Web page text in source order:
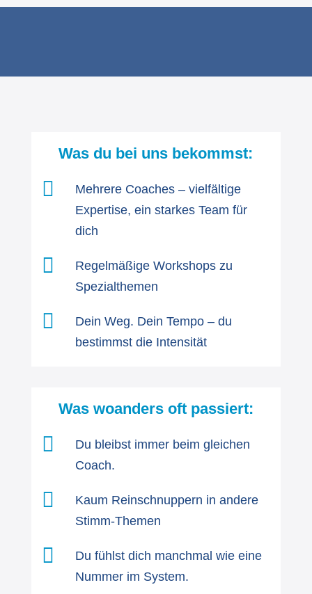
Was du bei uns bekommst:

Mehrere Coaches – vielfältige
Expertise, ein starkes Team für
dich

Regelmäßige Workshops zu
Spezialthemen

Dein Weg. Dein Tempo – du
bestimmst die Intensität
Was woanders oft passiert:

Du bleibst immer beim gleichen
Coach.

Kaum Reinschnuppern in andere
Stimm-Themen

Du fühlst dich manchmal wie eine
Nummer im System.